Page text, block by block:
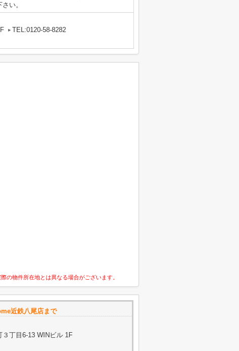
い。
TEL:0120-58-8282
の物件所在地とは異なる場合がございます。
近鉄八尾店まで
３丁目6-13 WINビル 1F